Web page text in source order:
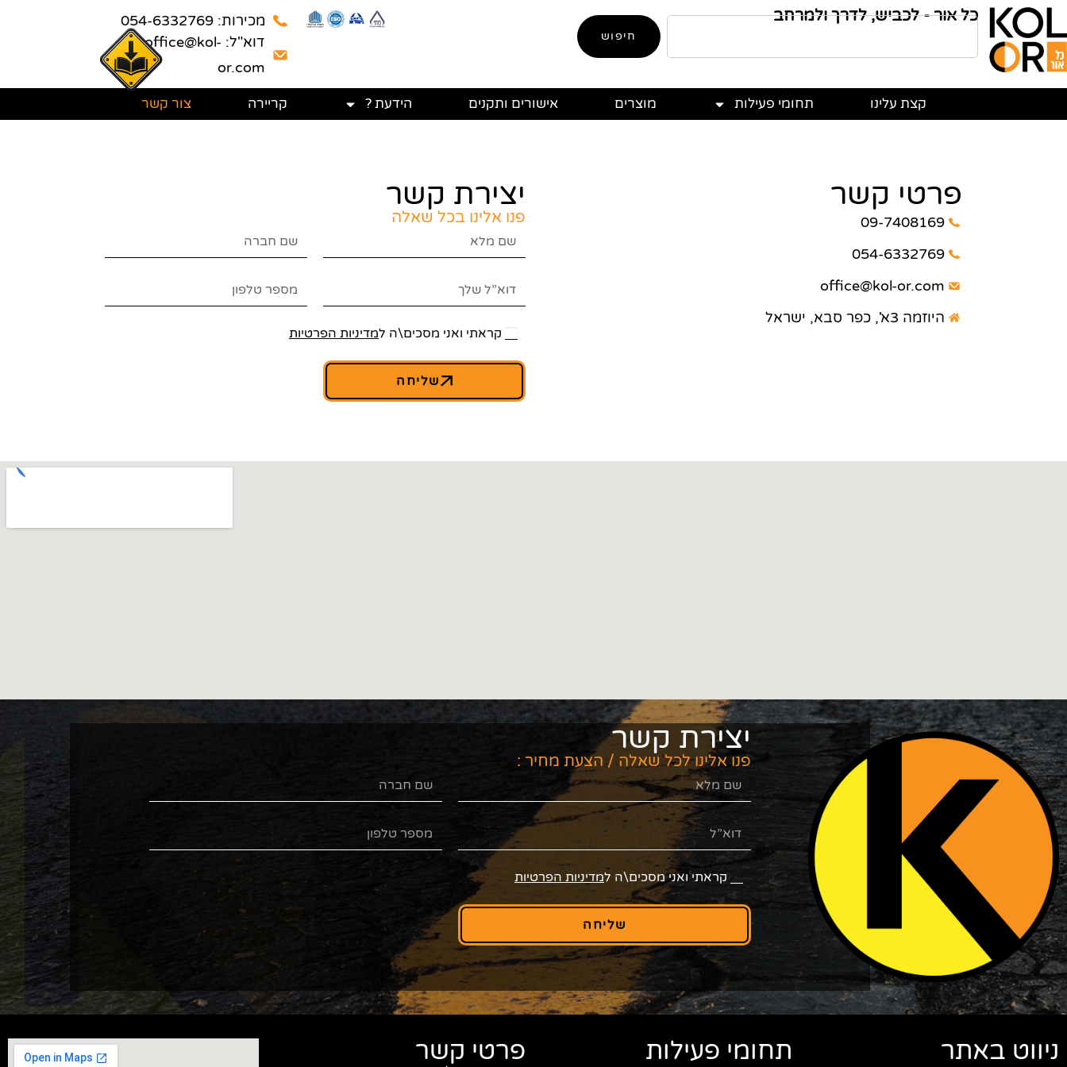
כל אור - לכביש, לדרך ולמרחב
חיפוש
מכירות: 054-6332769
דוא"ל: office@kol-
or.com
קצת עלינו תחומי פעילות מוצרים אישורים ותקנים הידעת ? קריירה צור קשר
פרטי קשר
09-7408169
054-6332769
office@kol-or.com
היוזמה 3א', כפר סבא, ישראל
יצירת קשר
פנו אלינו בכל שאלה
קראתי ואני מסכים\ה למדיניות הפרטיות
שליחה
יצירת קשר
פנו אלינו לכל שאלה / הצעת מחיר :
קראתי ואני מסכים\ה למדיניות הפרטיות
שליחה
ניווט באתר תחומי פעילות פרטי קשר